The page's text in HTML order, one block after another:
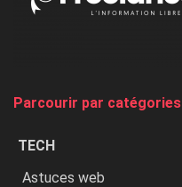
Parcourir par catégories
TECH
Astuces web